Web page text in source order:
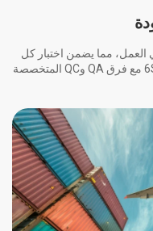
مما يضمن اختبار كل
شيء بصرامة وتحت السيطرة بنظام إدارة 6S مع فرق QA وQC المتخصصة